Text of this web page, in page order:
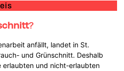
?
anfällt, landet in St.
und Grünschnitt. Deshalb
erlaubten und nicht-erlaubten